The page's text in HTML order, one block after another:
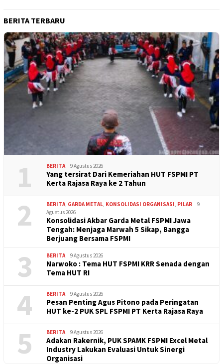
BERITA TERBARU
1 BERITA 9 Agustus 2026
Yang tersirat Dari Kemeriahan HUT FSPMI PT
Kerta Rajasa Raya ke 2 Tahun
2 BERITA, GARDA METAL, KONSOLIDASI ORGANISASI, PILAR
9
Agustus 2026
Konsolidasi Akbar Garda Metal FSPMI Jawa
Tengah: Menjaga Marwah 5 Sikap, Bangga
Berjuang Bersama FSPMI
3 BERITA 9 Agustus 2026
Narwoko : Tema HUT FSPMI KRR Senada dengan
Tema HUT RI
4 BERITA 9 Agustus 2026
Pesan Penting Agus Pitono pada Peringatan
HUT ke-2 PUK SPL FSPMI PT Kerta Rajasa Raya
5 BERITA 9 Agustus 2026
Adakan Rakernik, PUK SPAMK FSPMI Excel Metal
Industry Lakukan Evaluasi Untuk Sinergi
Organisasi